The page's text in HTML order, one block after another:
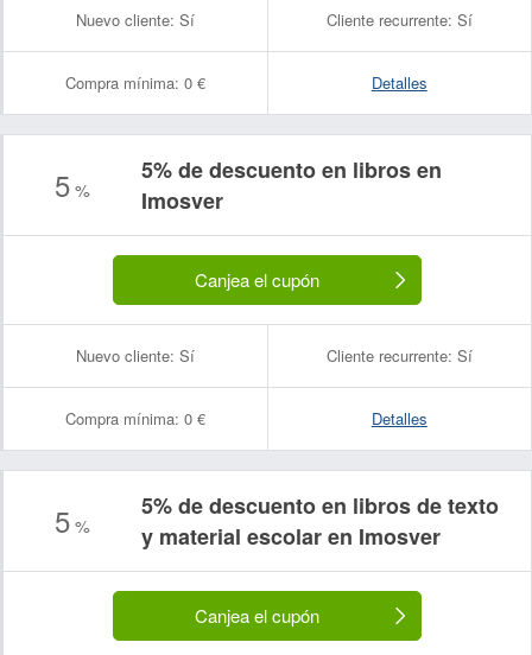
Nuevo cliente: Sí Cliente recurrente: Sí
Compra mínima: 0 € Detalles
5%
5% de descuento en libros en
Imosver
Canjea el cupón
Nuevo cliente: Sí Cliente recurrente: Sí
Compra mínima: 0 € Detalles
5%
5% de descuento en libros de texto
y material escolar en Imosver
Canjea el cupón